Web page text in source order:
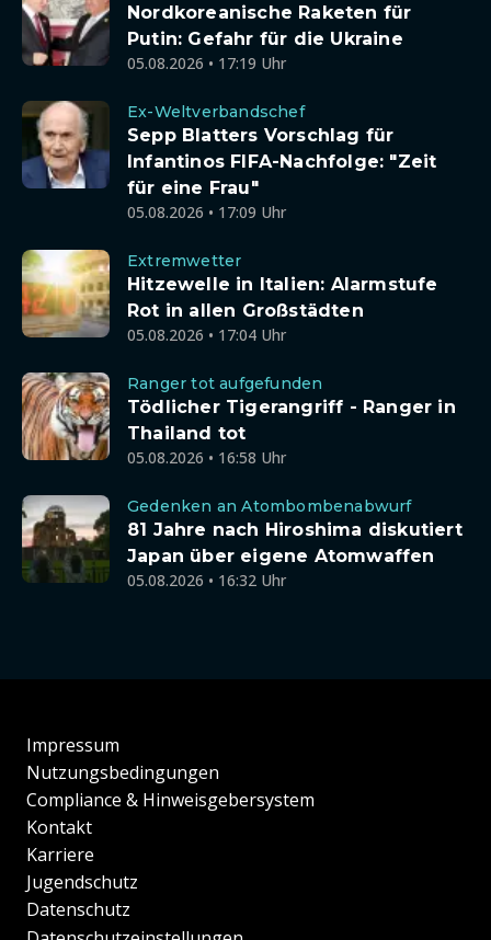
Nordkoreanische Raketen für
Putin: Gefahr für die Ukraine
05.08.2026 • 17:19 Uhr
Ex-Weltverbandschef
Sepp Blatters Vorschlag für
Infantinos FIFA-Nachfolge: "Zeit
für eine Frau"
05.08.2026 • 17:09 Uhr
Extremwetter
Hitzewelle in Italien: Alarmstufe
Rot in allen Großstädten
05.08.2026 • 17:04 Uhr
Ranger tot aufgefunden
Tödlicher Tigerangriff - Ranger in
Thailand tot
05.08.2026 • 16:58 Uhr
Gedenken an Atombombenabwurf
81 Jahre nach Hiroshima diskutiert
Japan über eigene Atomwaffen
05.08.2026 • 16:32 Uhr
Impressum
Nutzungsbedingungen
Compliance & Hinweisgebersystem
Kontakt
Karriere
Jugendschutz
Datenschutz